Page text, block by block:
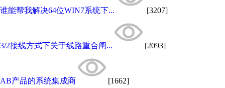
谁能帮我解决64位WIN7系统下... [3207]
3/2接线方式下关于线路重合闸... [2093]
AB产品的系统集成商 [1662]